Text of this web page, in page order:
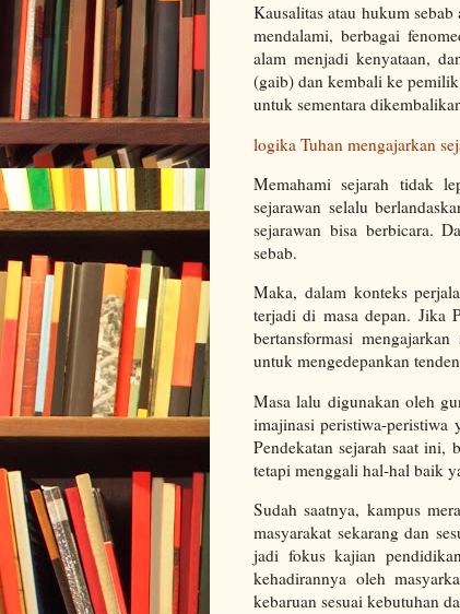
Kausalitas atau hukum
mendalami, berbagai
alam menjadi kenyataan,
(gaib) dan kembali ke
untuk sementara
logika Tuhan mengajarkan
Memahami sejarah tidak
sejarawan selalu
sejarawan bisa berbicara.
sebab.
Maka, dalam konteks
terjadi di masa depan. Jika
bertansformasi
untuk mengedepankan
Masa lalu digunakan oleh
imajinasi peristiwa-peristiwa
Pendekatan sejarah saat ini,
tetapi menggali hal-hal baik
Sudah saatnya, kampus
masyarakat sekarang dan
jadi fokus kajian
kehadirannya oleh
kebaruan sesuai kebutuhan